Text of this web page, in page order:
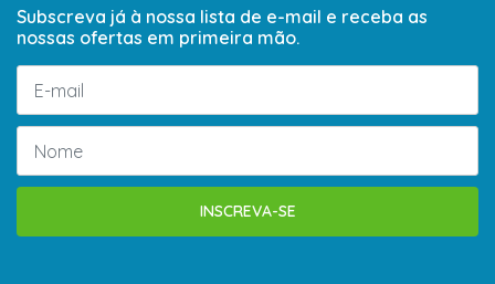
Subscreva já à nossa lista de e-mail e receba as
nossas ofertas em primeira mão.
INSCREVA-SE